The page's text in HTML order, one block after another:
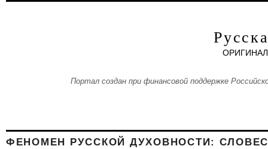
Портал создан при финансовой поддержке
ФЕНОМЕН РУССКОЙ ДУХОВНОСТИ: